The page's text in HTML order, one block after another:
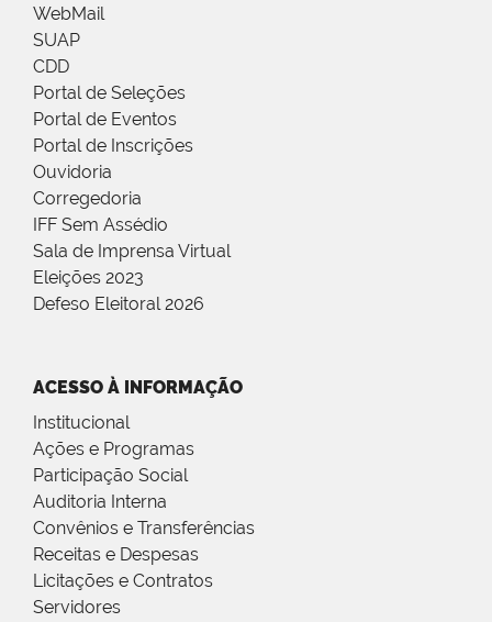
WebMail
SUAP
CDD
Portal de Seleções
Portal de Eventos
Portal de Inscrições
Ouvidoria
Corregedoria
IFF Sem Assédio
Sala de Imprensa Virtual
Eleições 2023
Defeso Eleitoral 2026
ACESSO À INFORMAÇÃO
Institucional
Ações e Programas
Participação Social
Auditoria Interna
Convênios e Transferências
Receitas e Despesas
Licitações e Contratos
Servidores